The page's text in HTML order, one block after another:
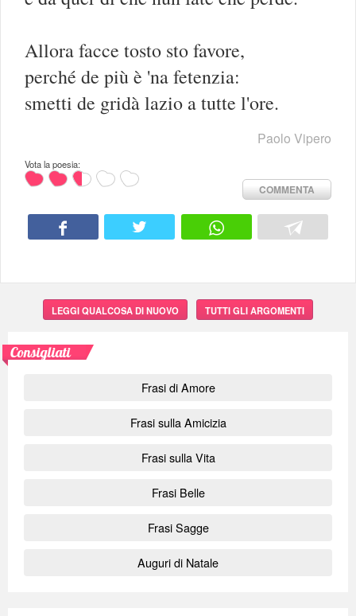
Allora facce tosto sto favore,
perché de più è 'na fetenzia:
smetti de gridà lazio a tutte l'ore.
Paolo Vipero
Vota la poesia:
COMMENTA
LEGGI QUALCOSA DI NUOVO TUTTI GLI ARGOMENTI
Consigliati
Frasi di Amore
Frasi sulla Amicizia
Frasi sulla Vita
Frasi Belle
Frasi Sagge
Auguri di Natale